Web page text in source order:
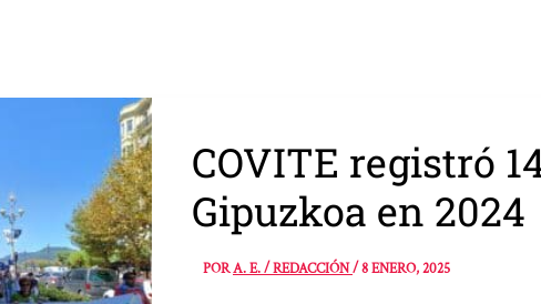
COVITE registró
Gipuzkoa en 2024
PORA. E. / REDACCIÓN/8 ENERO, 2025